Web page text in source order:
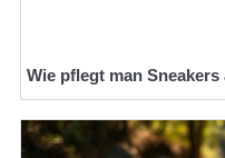
Wie pflegt man